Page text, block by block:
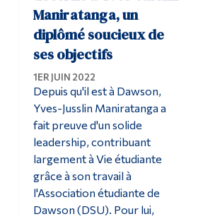
Maniratanga, un
diplômé soucieux de
ses objectifs
1ER JUIN 2022
Depuis qu'il est à Dawson,
Yves-Jusslin Maniratanga a
fait preuve d'un solide
leadership, contribuant
largement à Vie étudiante
grâce à son travail à
l'Association étudiante de
Dawson (DSU). Pour lui,